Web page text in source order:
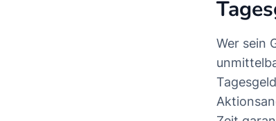
Wer sein